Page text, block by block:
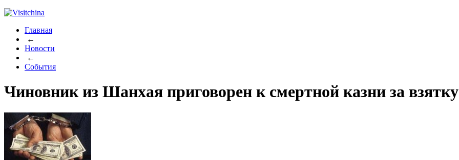
Главная
←
Новости
←
События
Чиновник из Шанхая приговорен к смертной казни за взятку